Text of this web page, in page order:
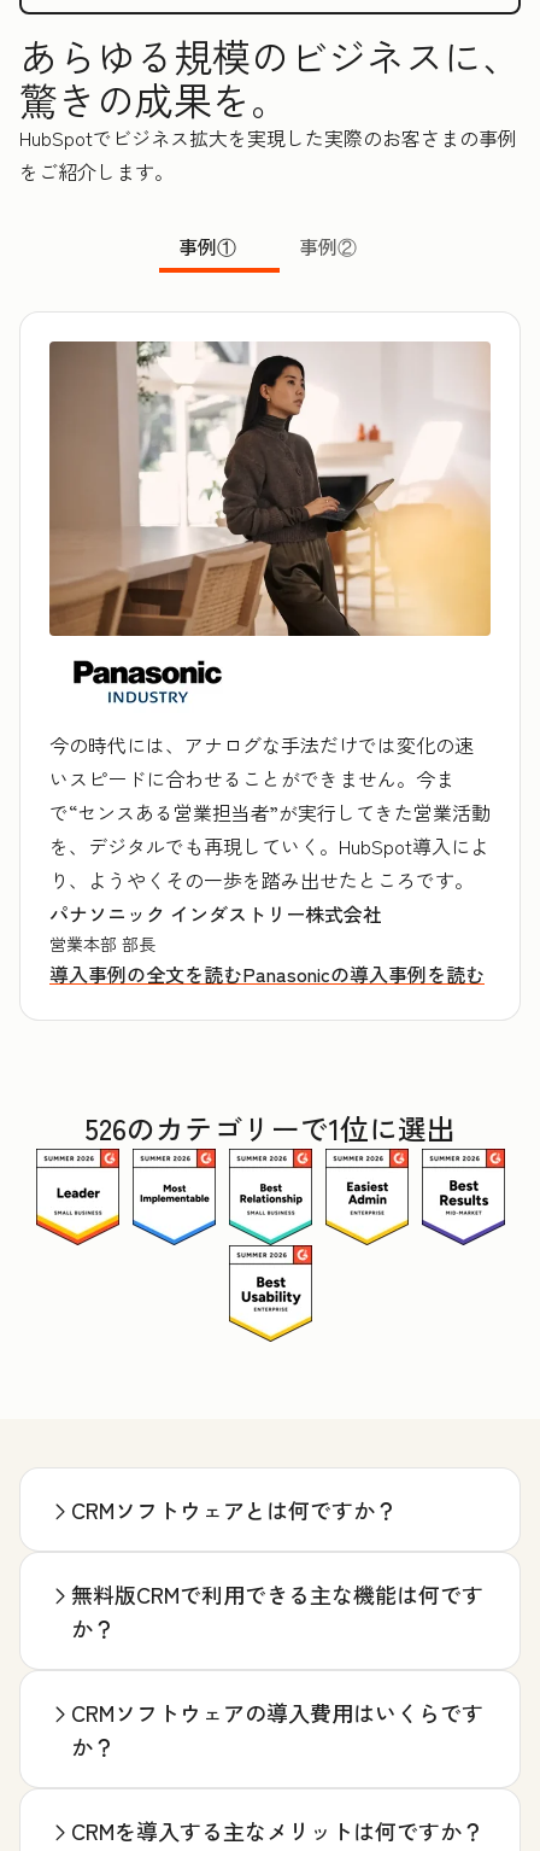
あらゆる規模のビジネスに、
驚きの成果を。
HubSpotでビジネス拡大を実現した実際のお客さまの事例
をご紹介します。
事例① 事例②
今の時代には、アナログな手法だけでは変化の速
いスピードに合わせることができません。今ま
で“センスある営業担当者”が実行してきた営業活動
を、デジタルでも再現していく。HubSpot導入によ
り、ようやくその一歩を踏み出せたところです。
パナソニック インダストリー株式会社
営業本部 部長
導入事例の全文を読むPanasonicの導入事例を読む
526のカテゴリーで1位に選出
CRMソフトウェアとは何ですか？
無料版CRMで利用できる主な機能は何です
か？
CRMソフトウェアの導入費用はいくらです
か？
CRMを導入する主なメリットは何ですか？